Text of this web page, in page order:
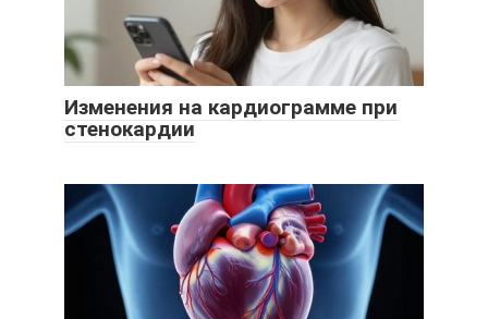
Изменения на кардиограмме при
стенокардии